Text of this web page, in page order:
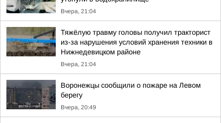
Вчера, 21:04
Тяжёлую травму головы получил тракторист
из-за нарушения условий хранения техники в
Нижнедевицком районе
Вчера, 21:04
Воронежцы сообщили о пожаре на Левом
берегу
Вчера, 20:49